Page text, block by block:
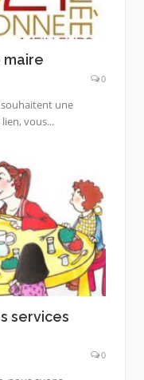
maire
0
une
vous...
services
0